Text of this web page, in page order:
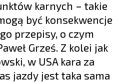
karnych – takie
być konsekwencje
przepisy, o czym
Grześ. Z kolei jak
w USA kara za
jazdy jest taka sama